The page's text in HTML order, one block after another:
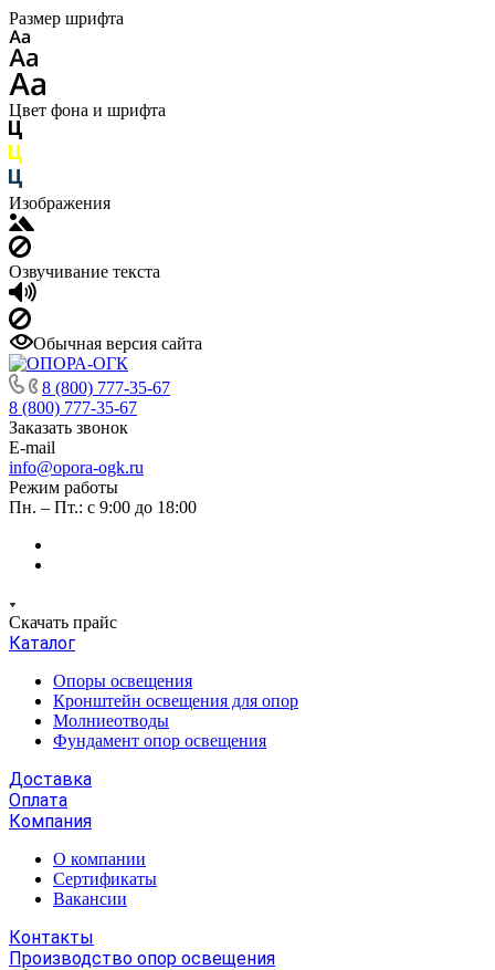
Размер шрифта
Цвет фона и шрифта
Изображения
Озвучивание текста
Обычная версия сайта
8 (800) 777-35-67
8 (800) 777-35-67
Заказать звонок
E-mail
info@opora-ogk.ru
Режим работы
Пн. – Пт.: с 9:00 до 18:00
Скачать прайс
Каталог
Опоры освещения
Кронштейн освещения для опор
Молниеотводы
Фундамент опор освещения
Доставка
Оплата
Компания
О компании
Сертификаты
Вакансии
Контакты
Производство опор освещения